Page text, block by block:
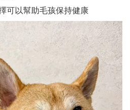
可以幫助毛孩保持健康